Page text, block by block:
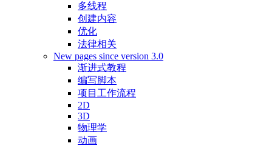
多线程
创建内容
优化
法律相关
New pages since version 3.0
渐进式教程
编写脚本
项目工作流程
2D
3D
物理学
动画